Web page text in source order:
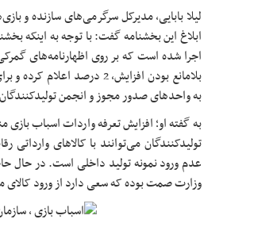
لیلا بابایی، مدیرکل سرگرمی‌های سازنده و
اجرا شده است که بر روی اظهارنامه‌های
بلامانع بودن افزایش، 2
به واحدهای صدور مجوز و انجمن
به گفته او؛ افزایش تعرفه واردات اسباب
تولیدکنندگان می‌توانند با کالاهای
عدم ورود نمونه تولید داخلی است. در حال
وزارت صمت بوده که سعی دارد از ورود کالای